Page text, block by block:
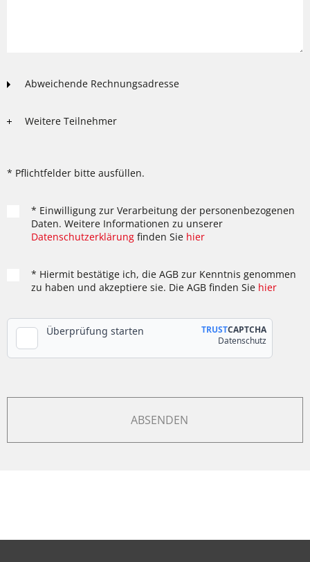
Abweichende Rechnungsadresse
Weitere Teilnehmer
* Pflichtfelder bitte ausfüllen.
* Einwilligung zur Verarbeitung der personenbezogenen
Daten. Weitere Informationen zu unserer
Datenschutzerklärung finden Sie hier
* Hiermit bestätige ich, die AGB zur Kenntnis genommen
zu haben und akzeptiere sie. Die AGB finden Sie hier